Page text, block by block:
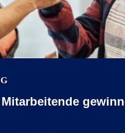
Mitarbeitende